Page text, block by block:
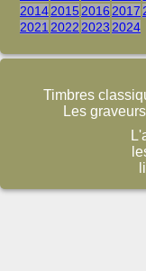
2014201520162017
2021202220232024
Timbres
Les graveurs